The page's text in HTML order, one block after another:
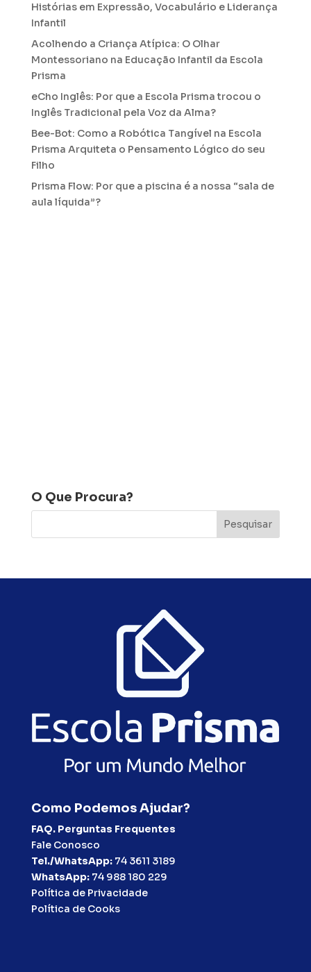
Histórias em Expressão, Vocabulário e Liderança
Infantil
Acolhendo a Criança Atípica: O Olhar
Montessoriano na Educação Infantil da Escola
Prisma
eCho Inglês: Por que a Escola Prisma trocou o
Inglês Tradicional pela Voz da Alma?
Bee-Bot: Como a Robótica Tangível na Escola
Prisma Arquiteta o Pensamento Lógico do seu
Filho
Prisma Flow: Por que a piscina é a nossa “sala de
aula líquida”?
O Que Procura?
Como Podemos Ajudar?
FAQ. Perguntas Frequentes
Fale Conosco
Tel./WhatsApp: 74 3611 3189
WhatsApp: 74 988 180 229
Política de Privacidade
Política de Cooks